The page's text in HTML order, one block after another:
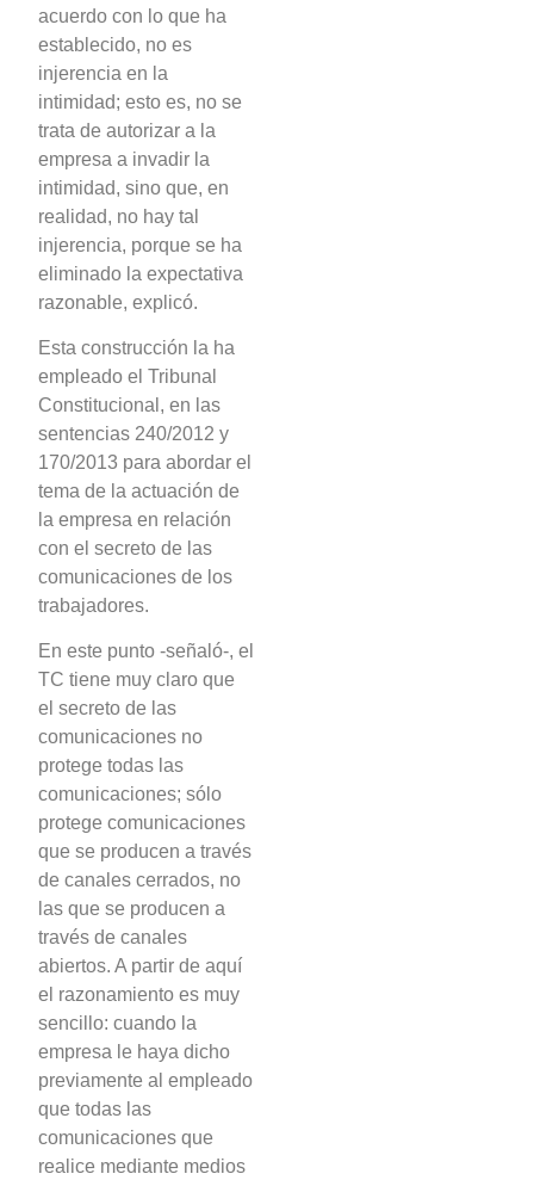
acuerdo con lo que ha
establecido, no es
injerencia en la
intimidad; esto es, no se
trata de autorizar a la
empresa a invadir la
intimidad, sino que, en
realidad, no hay tal
injerencia, porque se ha
eliminado la expectativa
razonable, explicó.
Esta construcción la ha
empleado el Tribunal
Constitucional, en las
sentencias 240/2012 y
170/2013 para abordar el
tema de la actuación de
la empresa en relación
con el secreto de las
comunicaciones de los
trabajadores.
En este punto -señaló-, el
TC tiene muy claro que
el secreto de las
comunicaciones no
protege todas las
comunicaciones; sólo
protege comunicaciones
que se producen a través
de canales cerrados, no
las que se producen a
través de canales
abiertos. A partir de aquí
el razonamiento es muy
sencillo: cuando la
empresa le haya dicho
previamente al empleado
que todas las
comunicaciones que
realice mediante medios